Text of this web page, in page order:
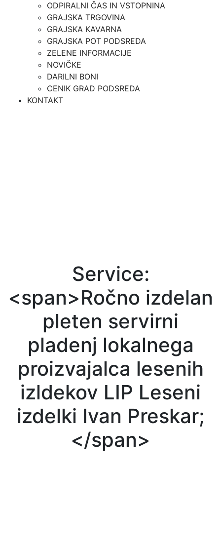
ODPIRALNI ČAS IN VSTOPNINA
GRAJSKA TRGOVINA
GRAJSKA KAVARNA
GRAJSKA POT PODSREDA
ZELENE INFORMACIJE
NOVIČKE
DARILNI BONI
CENIK GRAD PODSREDA
KONTAKT
Service:
<span>Ročno izdelan
pleten servirni
pladenj lokalnega
proizvajalca lesenih
izldekov LIP Leseni
izdelki Ivan Preskar;
</span>